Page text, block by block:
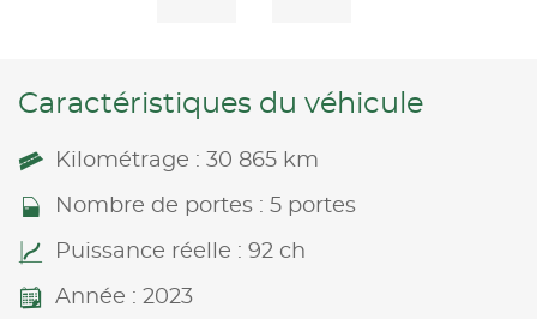
Caractéristiques du véhicule
Kilométrage : 30 865 km
Nombre de portes : 5 portes
Puissance réelle : 92 ch
Année : 2023